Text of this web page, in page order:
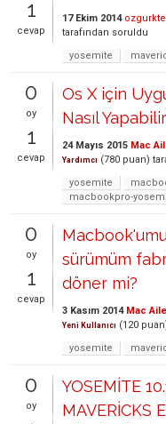
1
cevap
17 Ekim 2014
tarafından soruldu
yosemite
0
oy
1
cevap
Os X için
Nasıl
24 Mayıs 2015 Mac
Yardımcı (780 puan)
yosemite
macbookpro-
0
oy
1
cevap
sürümüm
döner mi?
3 Kasım 2014 Mac
Yeni Kullanıcı (120
yosemite
0
oy
YOSEMİTE
MAVERİCKS